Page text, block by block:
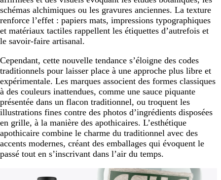
schémas alchimiques ou les gravures anciennes. La texture
renforce l’effet : papiers mats, impressions typographiques
et matériaux tactiles rappellent les étiquettes d’autrefois et
le savoir-faire artisanal.
Cependant, cette nouvelle tendance s’éloigne des codes
traditionnels pour laisser place à une approche plus libre et
expérimentale. Les marques associent des formes classiques
à des couleurs inattendues, comme une sauce piquante
présentée dans un flacon traditionnel, ou troquent les
illustrations fines contre des photos d’ingrédients disposées
en grille, à la manière des apothicaires. L’esthétique
apothicaire combine le charme du traditionnel avec des
accents modernes, créant des emballages qui évoquent le
passé tout en s’inscrivant dans l’air du temps.